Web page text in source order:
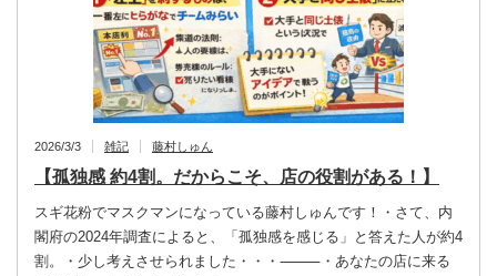
2026/3/3 雑記 藤村しゅん
【孤独感 約4割。だからこそ、店の役割がある！】
スギ花粉でマスクマンになっている藤村しゅんです！・さて、内
閣府の2024年調査によると、「孤独感を感じる」と答えた人が約4
割。・少し考えさせられました・・・⸻・あなたの店に来る